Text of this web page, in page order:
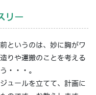
リー
というのは、妙に胸がワ
りや運搬のことを考える
・・・。
ュールを立てて、計画に